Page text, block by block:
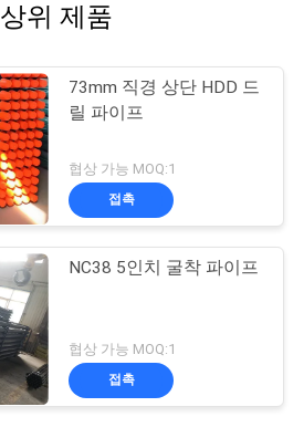
상위 제품
73mm 직경 상단 HDD 드
릴 파이프
협상 가능 MOQ:1
접촉
NC38 5인치 굴착 파이프
협상 가능 MOQ:1
접촉